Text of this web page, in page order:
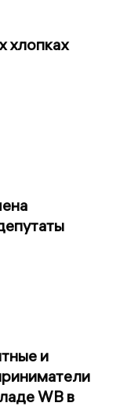
хлопках
и
WB в